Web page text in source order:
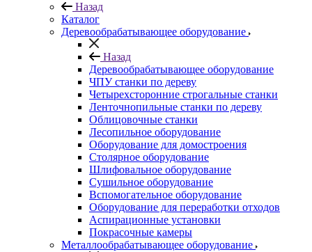
Назад
Каталог
Деревообрабатывающее оборудование
Назад
Деревообрабатывающее оборудование
ЧПУ станки по дереву
Четырехсторонние строгальные станки
Ленточнопильные станки по дереву
Облицовочные станки
Лесопильное оборудование
Оборудование для домостроения
Столярное оборудование
Шлифовальное оборудование
Сушильное оборудование
Вспомогательное оборудование
Оборудование для переработки отходов
Аспирационные установки
Покрасочные камеры
Металлообрабатывающее оборудование